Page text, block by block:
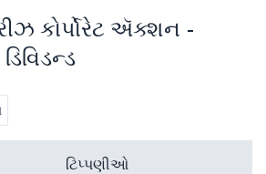
કોર્પોરેટ ઍક્શન -
ટિપ્પણીઓ